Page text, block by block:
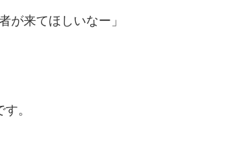
が来てほしいなー」
。